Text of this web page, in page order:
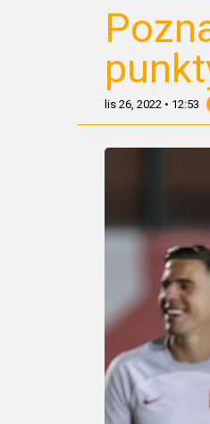
lis 26, 2022 • 12:53